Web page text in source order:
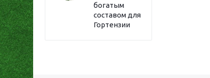
богатым
составом для
Гортензии